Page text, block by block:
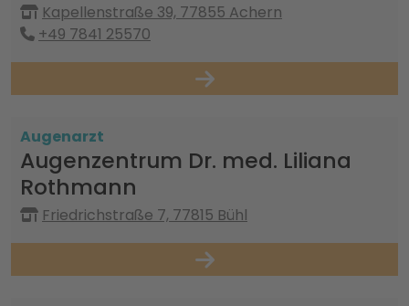
Kapellenstraße 39, 77855 Achern
+49 7841 25570
Augenarzt
Augenzentrum Dr. med. Liliana
Rothmann
Friedrichstraße 7, 77815 Bühl